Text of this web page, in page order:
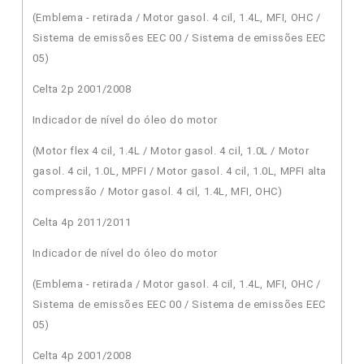
(Emblema - retirada / Motor gasol. 4 cil, 1.4L, MFI, OHC /
Sistema de emissões EEC 00 / Sistema de emissões EEC
05)
Celta 2p 2001/2008
Indicador de nível do óleo do motor
(Motor flex 4 cil, 1.4L / Motor gasol. 4 cil, 1.0L / Motor
gasol. 4 cil, 1.0L, MPFI / Motor gasol. 4 cil, 1.0L, MPFI alta
compressão / Motor gasol. 4 cil, 1.4L, MFI, OHC)
Celta 4p 2011/2011
Indicador de nível do óleo do motor
(Emblema - retirada / Motor gasol. 4 cil, 1.4L, MFI, OHC /
Sistema de emissões EEC 00 / Sistema de emissões EEC
05)
Celta 4p 2001/2008